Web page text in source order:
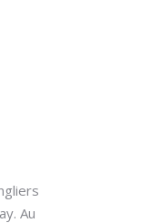
Au